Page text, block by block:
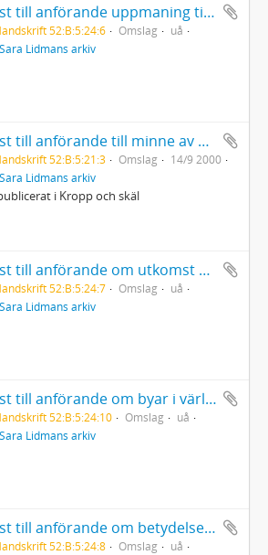
Utkast till anförande uppmaning till solidaritet
52:B:5:24:6 Omslag
uå
Lidmans arkiv
Utkast till anförande till minne av Göran Tunström "Göran Tunströms andra hjärna" Musikhögskolan Göteborg
52:B:5:21:3 Omslag
14/9 2000
Lidmans arkiv
i Kropp och skäl
Utkast till anförande om utkomst möjligheter i Norrlands inland Luleå Tekniska högskola
52:B:5:24:7 Omslag
uå
Lidmans arkiv
Utkast till anförande om byar i världen (hållet i Finland)
52:B:5:24:10 Omslag
uå
Lidmans arkiv
Utkast till anförande om betydelsen av språket
52:B:5:24:8 Omslag
uå